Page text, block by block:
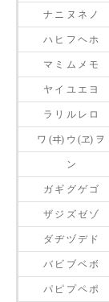
ナ ニ ヌ ネ ノ
ハ ヒ フ ヘ ホ
マ ミ ム メ モ
ヤ イ ユ エ ヨ
ラ リ ル レ ロ
ワ (ヰ) ウ (ヱ) ヲ
ン
ガ ギ グ ゲ ゴ
ザ ジ ズ ゼ ゾ
ダ ヂ ヅ デ ド
バ ビ ブ ベ ボ
パ ピ プ ペ ポ